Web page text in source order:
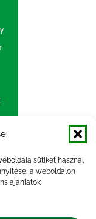
sütiket használ
a weboldalon
ajánlatok